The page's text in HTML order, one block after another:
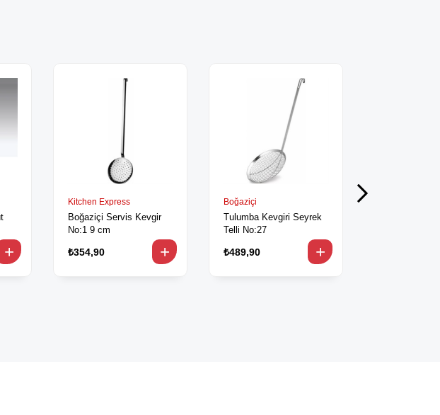
Kitchen Express
Boğaziçi Servis Kevgir
No:1 9 cm
₺354,90
Boğaziçi
Tulumba Kevgiri Seyrek
Telli No:27
₺489,90